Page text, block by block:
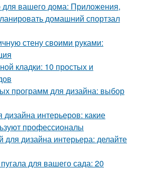
для вашего дома: Приложения,
домашний спортзал
стену своими руками:
кладки: 10 простых и
программ для дизайна: выбор
интерьеров: какие
профессионалы
для дизайна интерьера: делайте
для вашего сада: 20